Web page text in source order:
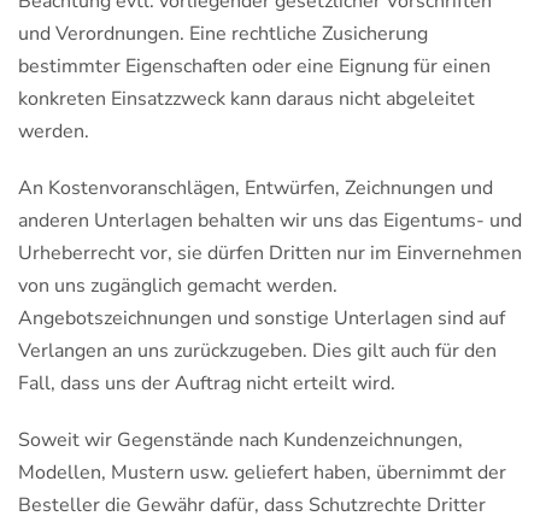
und Verordnungen. Eine rechtliche Zusicherung
bestimmter Eigenschaften oder eine Eignung für einen
konkreten Einsatzzweck kann daraus nicht abgeleitet
werden.
An Kostenvoranschlägen, Entwürfen, Zeichnungen und
anderen Unterlagen behalten wir uns das Eigentums- und
Urheberrecht vor, sie dürfen Dritten nur im Einvernehmen
von uns zugänglich gemacht werden.
Angebotszeichnungen und sonstige Unterlagen sind auf
Verlangen an uns zurückzugeben. Dies gilt auch für den
Fall, dass uns der Auftrag nicht erteilt wird.
Soweit wir Gegenstände nach Kundenzeichnungen,
Modellen, Mustern usw. geliefert haben, übernimmt der
Besteller die Gewähr dafür, dass Schutzrechte Dritter